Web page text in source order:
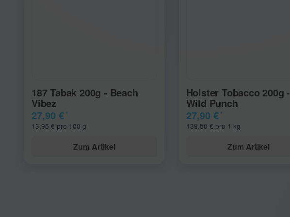
187 Tabak 200g - Beach
Vibez
27,90 €*
13,95 € pro 100 g
Zum Artikel
Holster Tobacco 200g -
Wild Punch
27,90 €*
139,50 € pro 1 kg
Zum Artikel